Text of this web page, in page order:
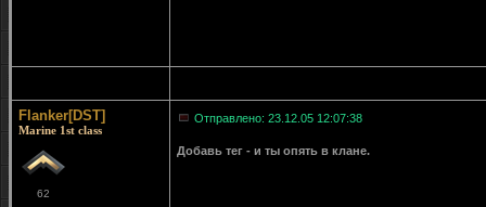
Flanker[DST]
Marine 1st class
62
Отправлено: 23.12.05 12:07:38
Добавь тег - и ты опять в клане.